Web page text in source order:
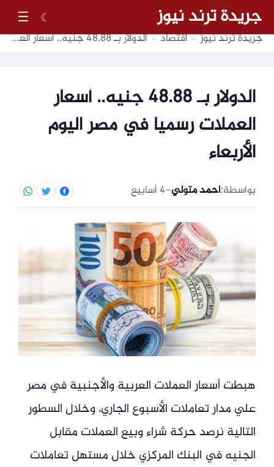
جريدة ترند نيوز ☾
☰
جريدة ترند نيوز » اقتصاد » الدولار بـ 48.88 جنيه.. أسعار العملات رسميا في مصر اليوم الأربعاء
الدولار بـ 48.88 جنيه.. أسعار
العملات رسميا في مصر اليوم
الأربعاء
بواسطة:احمد متولي–4 أسابيع
هبطت أسعار العملات العربية والأجنبية في مصر
علي مدار تعاملات الأسبوع الجاري، وخلال السطور
التالية نرصد حركة شراء وبيع العملات مقابل
الجنيه في البنك المركزي خلال مستهل تعاملات